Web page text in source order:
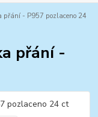
přání - P957 pozlaceno 24
přání -